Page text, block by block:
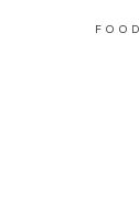
FOOD